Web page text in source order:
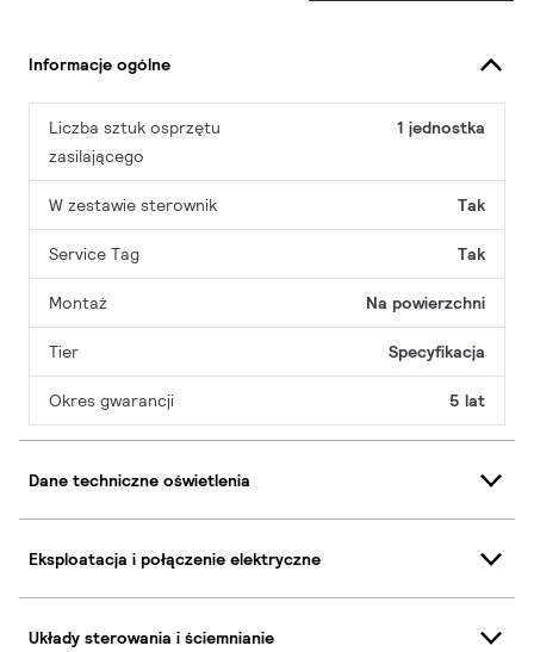
Informacje ogólne
Liczba sztuk osprzętu
zasilającego
1 jednostka
W zestawie sterownik Tak
Service Tag Tak
Montaż Na powierzchni
Tier Specyfikacja
Okres gwarancji 5 lat
Dane techniczne oświetlenia
Eksploatacja i połączenie elektryczne
Układy sterowania i ściemnianie